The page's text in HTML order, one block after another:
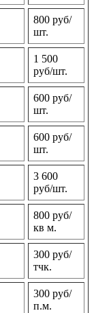
800 руб/
шт.
1 500
руб/шт.
600 руб/
шт.
600 руб/
шт.
3 600
руб/шт.
800 руб/
кв м.
300 руб/
тчк.
300 руб/
п.м.